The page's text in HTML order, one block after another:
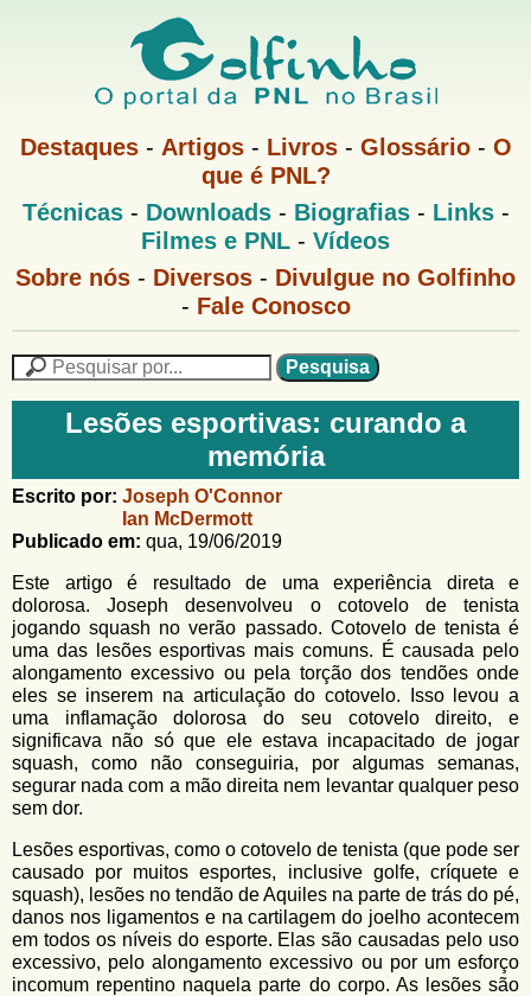
Pular
para
o
principal
G
f
i
n
h
M
u
Destaques- Artigos- Livros- Glossário- O
que é PNL?
M
e
P
Técnicas- Downloads- Biografias- Links-
Filmes e PNL - Vídeos
G
n
e
n
Sobre nós - Diversos - Divulgue no Golfinho
- Fale Conosco
F
m
u
l
á
r
i
o
d
e
b
u
s
c
a
e
i
s
n
G
o
l
f
i
n
h
o
Lesões esportivas: curando a
memória
Escrito por: Joseph O'Connor
Ian McDermott
Publicado em: qua, 19/06/2019
Este artigo é resultado de uma experiência direta e
dolorosa. Joseph desenvolveu o cotovelo de tenista
jogando squash no verão passado. Cotovelo de tenista é
uma das lesões esportivas mais comuns. É causada pelo
alongamento excessivo ou pela torção dos tendões onde
eles se inserem na articulação do cotovelo. Isso levou a
uma inflamação dolorosa do seu cotovelo direito, e
significava não só que ele estava incapacitado de jogar
squash, como não conseguiria, por algumas semanas,
segurar nada com a mão direita nem levantar qualquer peso
sem dor.
Lesões esportivas, como o cotovelo de tenista (que pode ser
causado por muitos esportes, inclusive golfe, críquete e
squash), lesões no tendão de Aquiles na parte de trás do pé,
danos nos ligamentos e na cartilagem do joelho acontecem
em todos os níveis do esporte. Elas são causadas pelo uso
excessivo, pelo alongamento excessivo ou por um esforço
incomum repentino naquela parte do corpo. As lesões são